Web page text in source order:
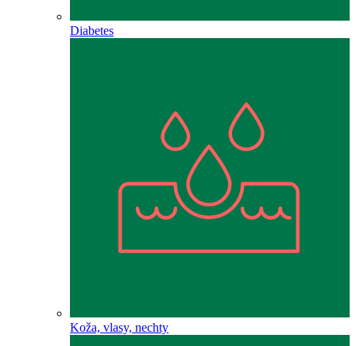
Diabetes
Koža, vlasy, nechty